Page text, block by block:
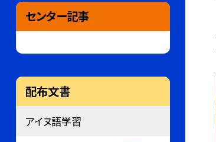
センター記事
配布文書
アイヌ語学習